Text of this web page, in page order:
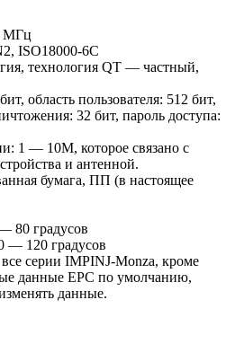
МГц
ISO18000-6C
технология QT — частный,
область пользователя: 512 бит,
32 бит, пароль доступа:
1 — 10M, которое связано с
и антенной.
бумага, ПП (в настоящее
80 градусов
— 120 градусов
серии IMPINJ-Monza, кроме
данные EPC по умолчанию,
данные.